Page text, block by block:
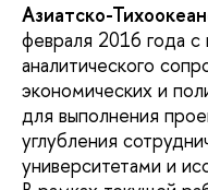
Азиатско-
февраля 2016 года
аналитического
экономических и
для выполнения
углубления
университетами и